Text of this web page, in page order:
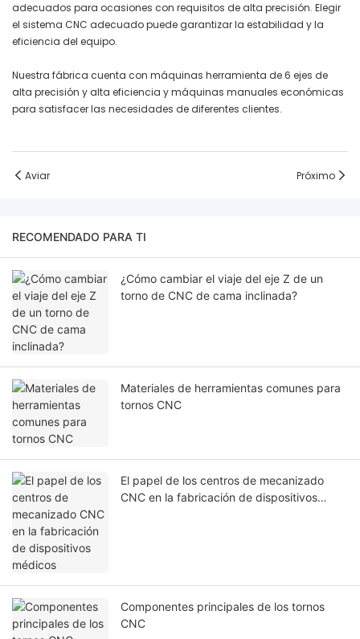
adecuados para ocasiones con requisitos de alta precisión. Elegir
el sistema CNC adecuado puede garantizar la estabilidad y la
eficiencia del equipo.
Nuestra fábrica cuenta con máquinas herramienta de 6 ejes de
alta precisión y alta eficiencia y máquinas manuales económicas
para satisfacer las necesidades de diferentes clientes.
Aviar Próximo
RECOMENDADO PARA TI
¿Cómo cambiar el viaje del eje Z de un
torno de CNC de cama inclinada?
Materiales de herramientas comunes para
tornos CNC
El papel de los centros de mecanizado
CNC en la fabricación de dispositivos
Componentes principales de los tornos
CNC